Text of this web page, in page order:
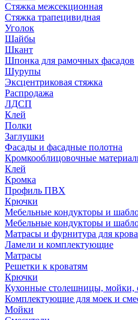
Стяжка межсекционная
Стяжка трапецивидная
Уголок
Шайбы
Шкант
Шпонка для рамочных фасадов
Шурупы
Эксцентриковая стяжка
Распродажа
ЛДСП
Клей
Полки
Заглушки
Фасады и фасадные полотна
Кромкооблицовочные
Клей
Кромка
Профиль ПВХ
Крючки
Мебельные кондукторы и
Мебельные кондукторы и
Матрасы и фурнитура для
Ламели и комплектующие
Матрасы
Решетки к кроватям
Крючки
Кухонные столешницы, мойки,
Комплектующие для моек и
Мойки